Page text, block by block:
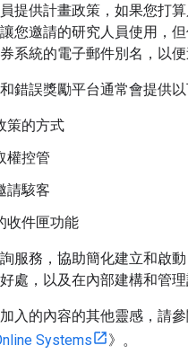
提供計畫政策，如果您打
您邀請的研究人員使用，
系統的電子郵件別名，以
錯誤獎勵平台通常會提供以
策的方式
權控管
請駭客
收件匣功能
服務，協助簡化建立和啟
處，以及在內部建構和管
入的內容的其他靈感，請
Systems
》。